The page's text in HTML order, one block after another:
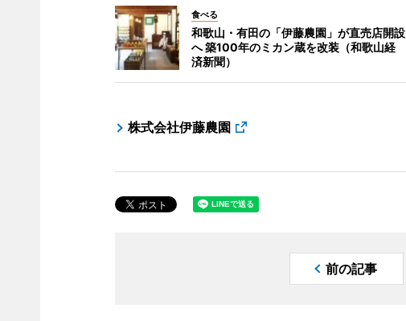
食べる
和歌山・有田の「伊藤農園」が直売店開設
へ 築100年のミカン蔵を改装（和歌山経
済新聞）
株式会社伊藤農園
前の記事